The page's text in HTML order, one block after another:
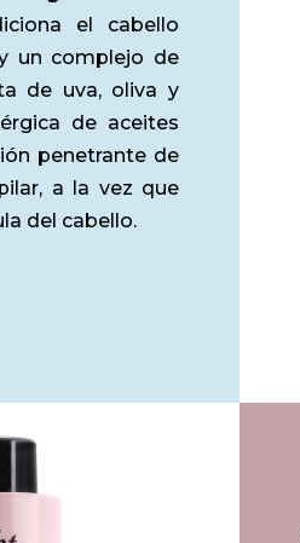
el cabello
un complejo de
de uva, oliva y
de aceites
penetrante de
a la vez que
del cabello.